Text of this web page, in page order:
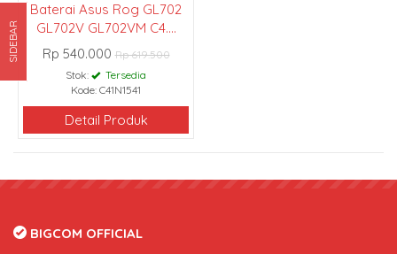
Baterai Asus Rog GL702
GL702V GL702VM C4....
Rp 540.000Rp 619.500
Stok:
Tersedia
Kode: C41N1541
Detail Produk
SIDEBAR
BIGCOM OFFICIAL